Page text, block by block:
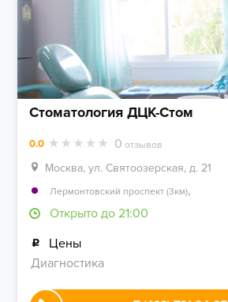
Стоматология ДЦК-Стом
0.0 0 отзывов
Москва, ул. Святоозерская, д. 21
Лермонтовский проспект (3км),
Открыто до 21:00
Цены
Диагностика